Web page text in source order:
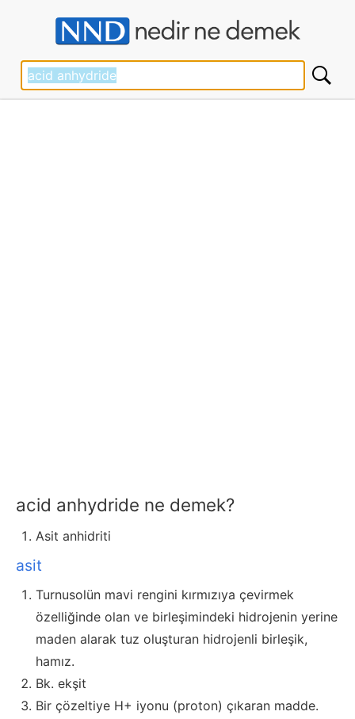
acid anhydride ne demek?
Asit anhidriti
asit
Turnusolün mavi rengini kırmızıya çevirmek
özelliğinde olan ve birleşimindeki hidrojenin yerine
maden alarak tuz oluşturan hidrojenli birleşik,
hamız.
Bk. ekşit
Bir çözeltiye H+ iyonu (proton) çıkaran madde.